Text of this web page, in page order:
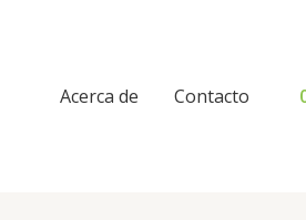
Acerca de Contacto